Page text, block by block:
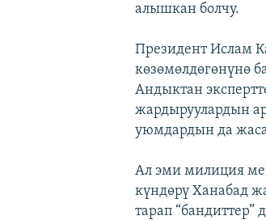
алышкан болчу.
Президент Ислам
көзөмөлдөгөнүнө
Андыктан
жардыруулардын
уюмдардын да
Ал эми милиция
күндөрү Ханабад
тарап